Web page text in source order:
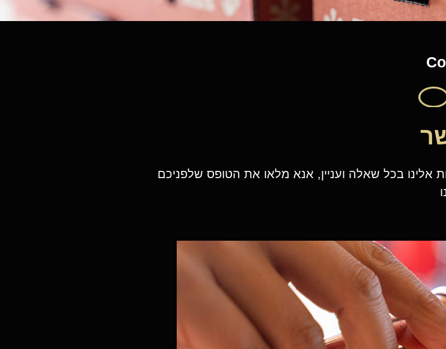
אלינו בכל שאלה ועניין, אנא מלאו את הטופס שלפניכם